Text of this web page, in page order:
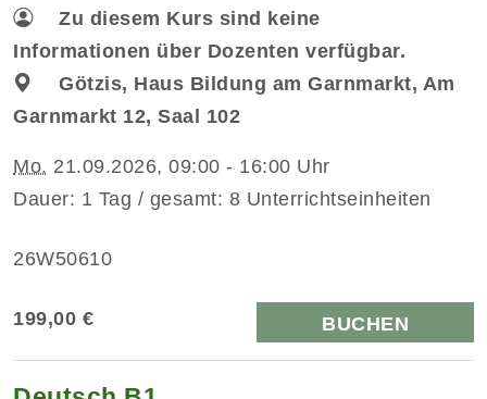
Zu diesem Kurs sind keine
Informationen über Dozenten verfügbar.
Götzis, Haus Bildung am Garnmarkt, Am
Garnmarkt 12, Saal 102
Mo. 21.09.2026, 09:00 - 16:00 Uhr
Dauer: 1 Tag / gesamt: 8 Unterrichtseinheiten
26W50610
199,00 € BUCHEN